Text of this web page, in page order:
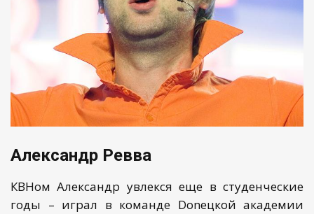
Александр Ревва
КВНом Александр увлекся еще в студенческие
годы – играл в команде Donецкой академии